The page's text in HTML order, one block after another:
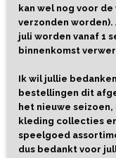
kan wel nog voor
verzonden worden).
juli worden vanaf 1
binnenkomst
Ik wil jullie
bestellingen dit
het nieuwe
kleding collecties
speelgoed
dus bedankt voor